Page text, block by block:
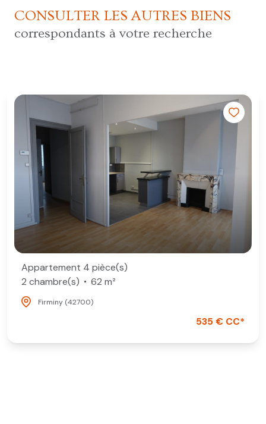
CONSULTER LES AUTRES BIENS
correspondants à votre recherche
Appartement 4 pièce(s)
2 chambre(s)
62 m²
Firminy (42700)
535 € CC*